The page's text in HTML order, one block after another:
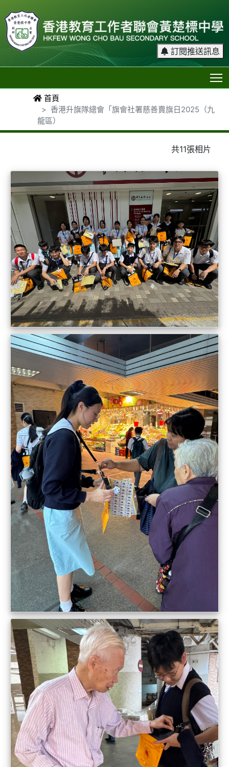
訂閱推送訊息
首頁
香港升旗隊總會「旗會社署慈善賣旗日2025（九
龍區）
共11張相片